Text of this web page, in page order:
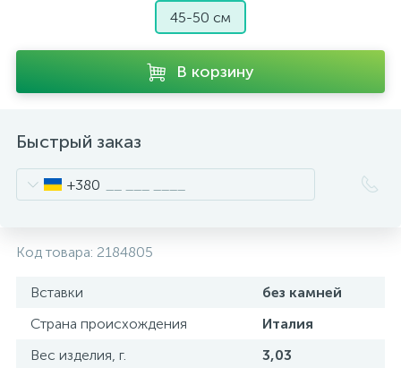
45-50 см
В корзину
Быстрый заказ
+380
Код товара: 2184805
Вставки
без камней
Страна происхождения
Италия
Вес изделия, г.
3,03